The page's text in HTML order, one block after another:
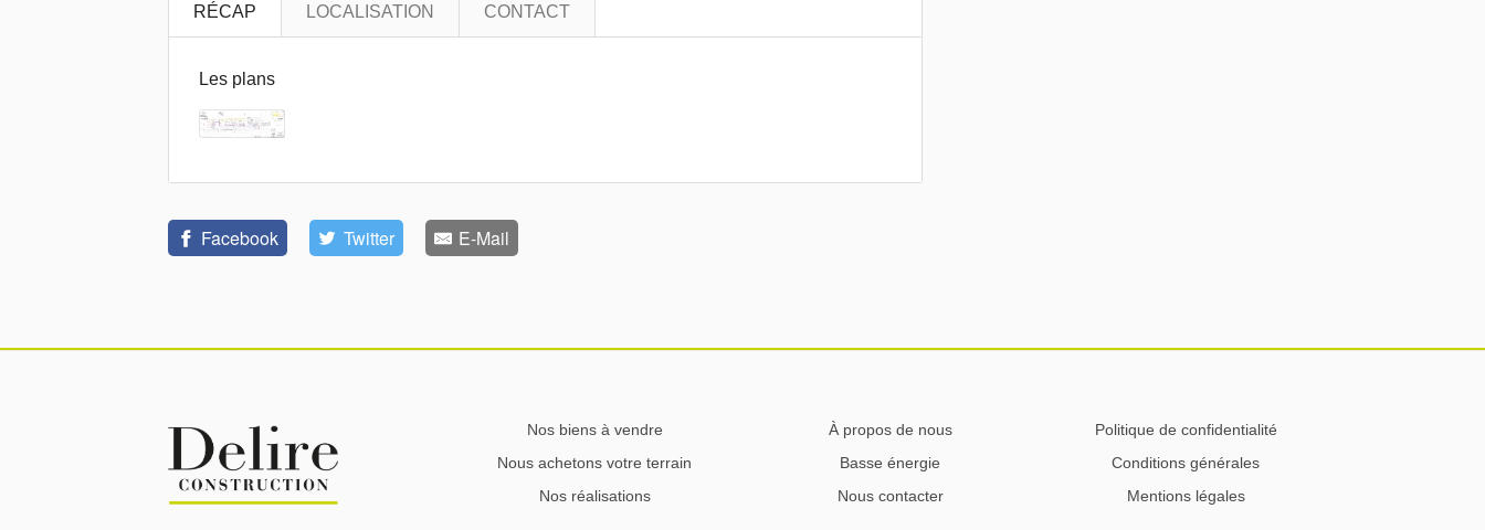
RÉCAP LOCALISATION CONTACT
Les plans
Facebook Twitter E-Mail
Nos biens à vendre
Nous achetons votre terrain
Nos réalisations
À propos de nous
Basse énergie
Nous contacter
Politique de confidentialité
Conditions générales
Mentions légales